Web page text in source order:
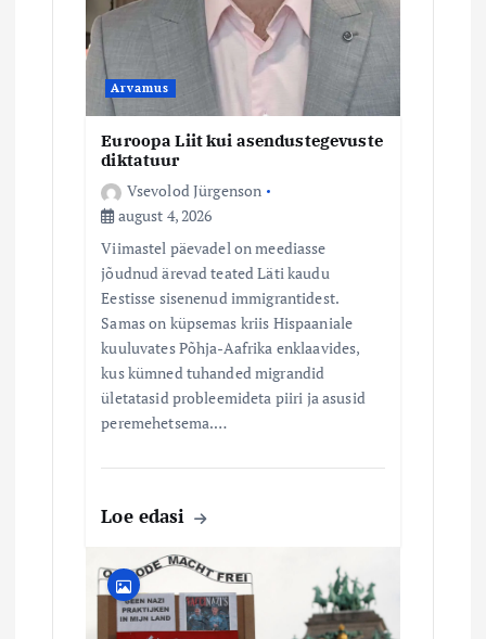
Arvamus
Euroopa Liit kui asendustegevuste
diktatuur
Vsevolod Jürgenson
august 4, 2026
Viimastel päevadel on meediasse
jõudnud ärevad teated Läti kaudu
Eestisse sisenenud immigrantidest.
Samas on küpsemas kriis Hispaaniale
kuuluvates Põhja-Aafrika enklaavides,
kus kümned tuhanded migrandid
ületatasid probleemideta piiri ja asusid
peremehetsema.…
Loe edasi